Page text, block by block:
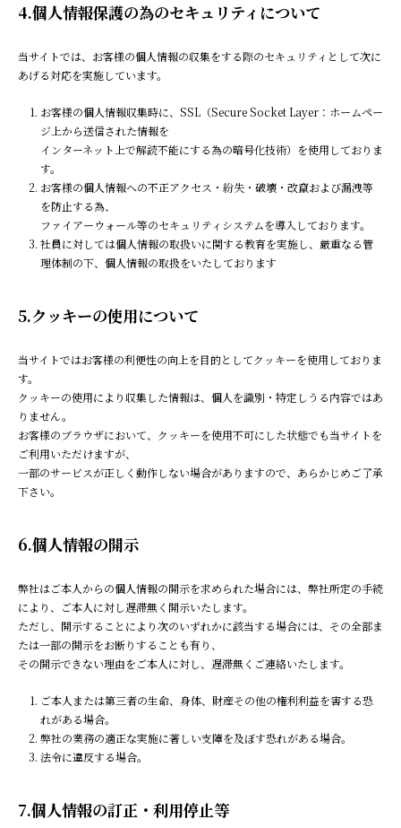
4.個人情報保護の為のセキュリティについて
当サイトでは、お客様の個人情報の収集をする際のセキュリティとして次に
あげる対応を実施しています。
お客様の個人情報収集時に、SSL（Secure Socket Layer：ホームペー
ジ上から送信された情報を
インターネット上で解読不能にする為の暗号化技術）を使用しておりま
す。
お客様の個人情報への不正アクセス・紛失・破壊・改竄および漏洩等
を防止する為、
ファイアーウォール等のセキュリティシステムを導入しております。
社員に対しては個人情報の取扱いに関する教育を実施し、厳重なる管
理体制の下、個人情報の取扱をいたしております
5.クッキーの使用について
当サイトではお客様の利便性の向上を目的としてクッキーを使用しておりま
す。
クッキーの使用により収集した情報は、個人を識別・特定しうる内容ではあ
りません。
お客様のブラウザにおいて、クッキーを使用不可にした状態でも当サイトを
ご利用いただけますが、
一部のサービスが正しく動作しない場合がありますので、あらかじめご了承
下さい。
6.個人情報の開示
弊社はご本人からの個人情報の開示を求められた場合には、弊社所定の手続
により、ご本人に対し遅滞無く開示いたします。
ただし、開示することにより次のいずれかに該当する場合には、その全部ま
たは一部の開示をお断りすることも有り、
その開示できない理由をご本人に対し、遅滞無くご連絡いたします。
ご本人または第三者の生命、身体、財産その他の権利利益を害する恐
れがある場合。
弊社の業務の適正な実施に著しい支障を及ぼす恐れがある場合。
法令に違反する場合。
7.個人情報の訂正・利用停止等